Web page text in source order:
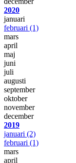
2020
januari
februari (1)
mars
april
maj
juni
juli
augusti
september
oktober
november
december
2019
januari (2)
februari (1)
mars
april